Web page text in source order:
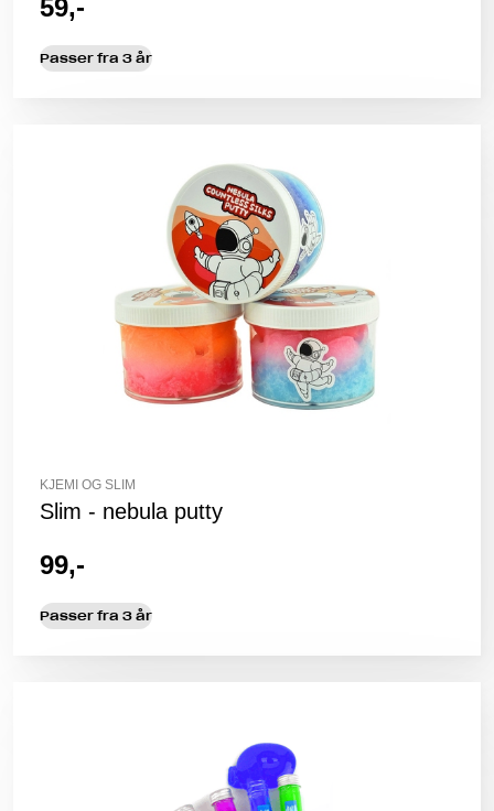
59,-
Passer fra 3 år
KJEMI OG SLIM
Slim - nebula putty
99,-
Passer fra 3 år